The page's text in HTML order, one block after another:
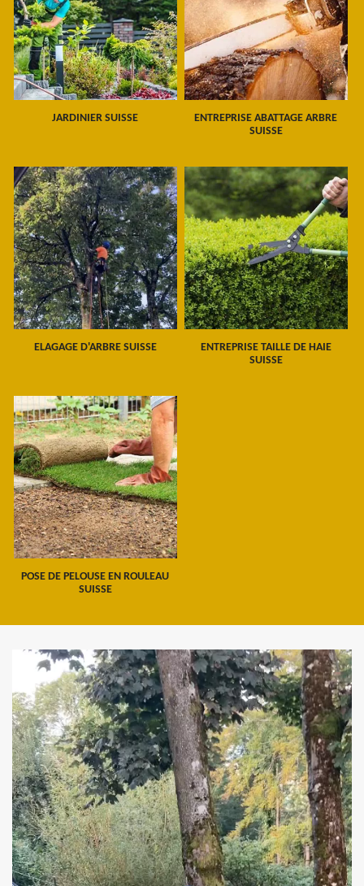
JARDINIER SUISSE
ENTREPRISE ABATTAGE ARBRE
SUISSE
ELAGAGE D'ARBRE SUISSE
ENTREPRISE TAILLE DE HAIE
SUISSE
POSE DE PELOUSE EN ROULEAU
SUISSE